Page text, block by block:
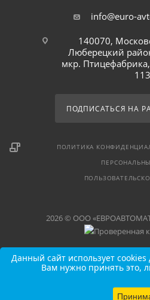
info@euro-
140070,
Люберецкий
мкр.
113
ПОДПИСАТЬСЯ НА
ПОЛИТИКА
2026 © ООО
Данный сайт использует
Вам нужно принять это,